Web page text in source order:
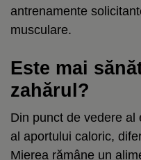
antrenamente
musculare.
Este mai
zahărul?
Din punct de vedere al
al aportului caloric,
Mierea rămâne un